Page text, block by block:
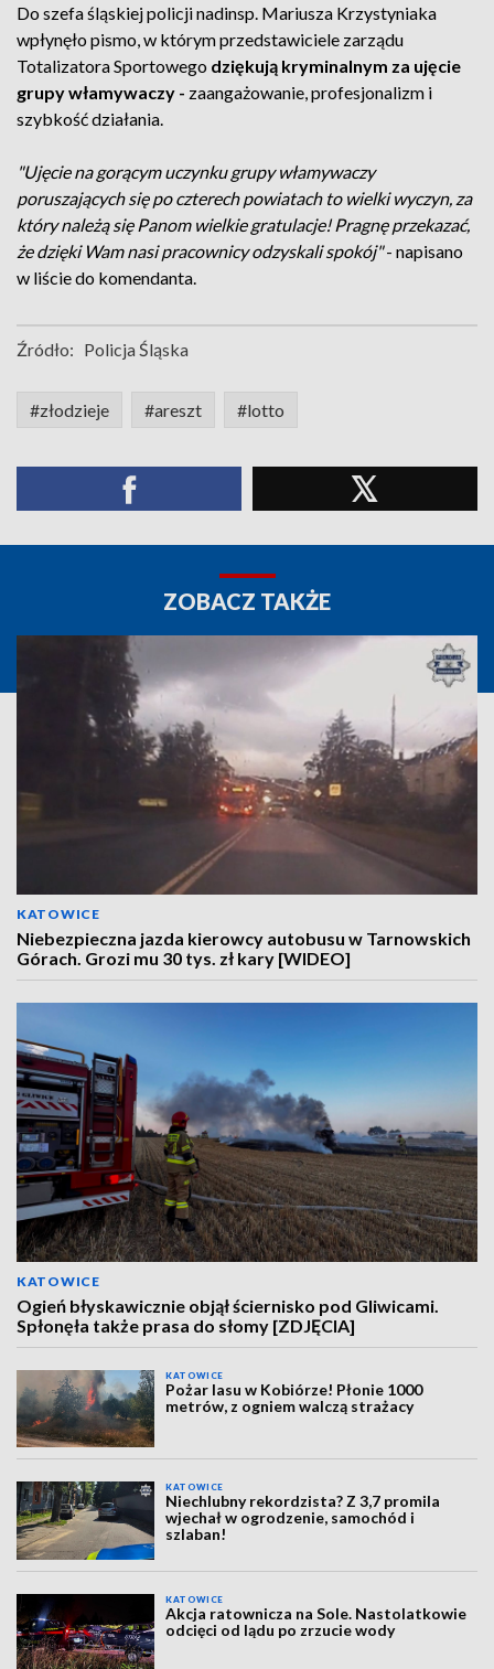
Do szefa śląskiej policji nadinsp. Mariusza Krzystyniaka
wpłynęło pismo, w którym przedstawiciele zarządu
Totalizatora Sportowego dziękują kryminalnym za ujęcie
grupy włamywaczy - zaangażowanie, profesjonalizm i
szybkość działania.
"Ujęcie na gorącym uczynku grupy włamywaczy
poruszających się po czterech powiatach to wielki wyczyn, za
który należą się Panom wielkie gratulacje! Pragnę przekazać,
że dzięki Wam nasi pracownicy odzyskali spokój"- napisano
w liście do komendanta.
Źródło: Policja Śląska
#złodzieje #areszt #lotto
ZOBACZ TAKŻE
KATOWICE
Niebezpieczna jazda kierowcy autobusu w Tarnowskich
Górach. Grozi mu 30 tys. zł kary [WIDEO]
KATOWICE
Ogień błyskawicznie objął ściernisko pod Gliwicami.
Spłonęła także prasa do słomy [ZDJĘCIA]
KATOWICE
Pożar lasu w Kobiórze! Płonie 1000
metrów, z ogniem walczą strażacy
KATOWICE
Niechlubny rekordzista? Z 3,7 promila
wjechał w ogrodzenie, samochód i
szlaban!
KATOWICE
Akcja ratownicza na Sole. Nastolatkowie
odcięci od lądu po zrzucie wody